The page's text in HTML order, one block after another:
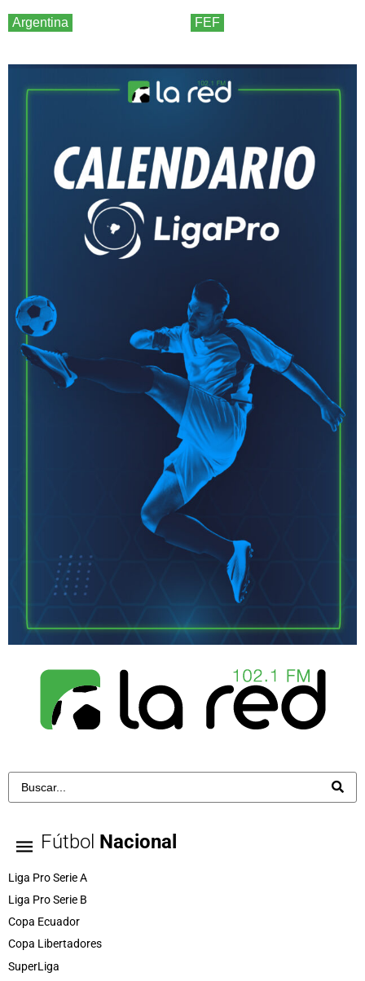
Argentina FEF
Fútbol Nacional
Liga Pro Serie A
Liga Pro Serie B
Copa Ecuador
Copa Libertadores
SuperLiga